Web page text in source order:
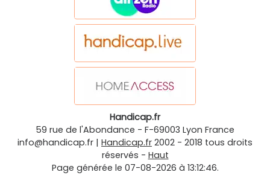
Handicap.fr
59 rue de l'Abondance - F-69003 Lyon France
info@handicap.fr | Handicap.fr 2002 - 2018 tous droits
réservés - Haut
Page générée le 07-08-2026 à 13:12:46.